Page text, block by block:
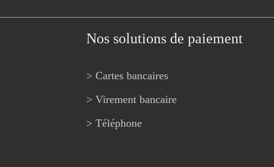
Nos solutions de paiement
> Cartes bancaires
> Virement bancaire
> Téléphone